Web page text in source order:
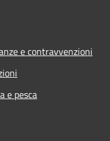
e contravvenzioni
e pesca